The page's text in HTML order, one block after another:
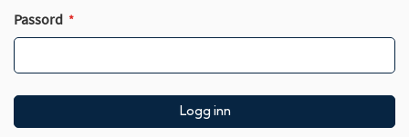
Passord
Logg inn